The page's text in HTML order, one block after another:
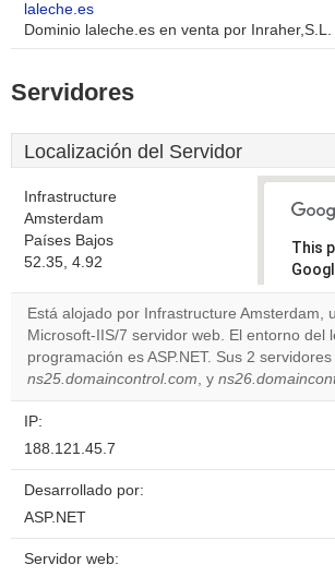
laleche.es
Dominio laleche.es en venta por Inraher,S.L.
Servidores
Localización del Servidor
Infrastructure
Amsterdam
Países Bajos
52.35, 4.92
This
Do
Está alojado por Infrastructure Amsterdam,
Microsoft-IIS/7 servidor web. El entorno del
programación es ASP.NET. Sus 2
ns25.domaincontrol.com, y
IP:
188.121.45.7
Desarrollado por:
ASP.NET
Servidor web: